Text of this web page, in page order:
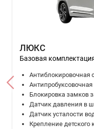
ЛЮКС
Базовая
Антиблокировочная
Антипробуксовочная
Блокировка замков
Датчик давления в
Датчик усталости
Крепление детского